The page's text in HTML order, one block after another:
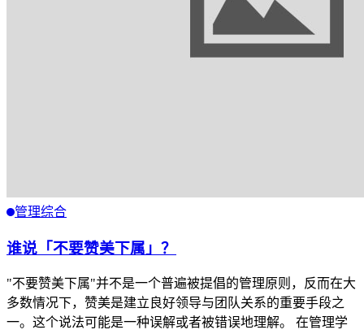
管理综合
谁说「不要赞美下属」？
"不要赞美下属"并不是一个普遍被提倡的管理原则，反而在大
多数情况下，赞美是建立良好领导与团队关系的重要手段之
一。这个说法可能是一种误解或者被错误地理解。 在管理学